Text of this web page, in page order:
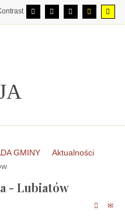
GMINY
Aktualności
- Lubiatów